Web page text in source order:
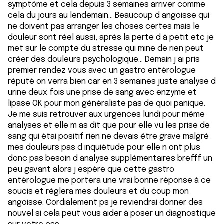
symptôme et cela depuis 3 semaines arriver comme
cela du jours au lendemain... Beaucoup d angoisse qui
ne doivent pas arranger les choses certes mais le
douleur sont réel aussi, après la perte d à petit etc je
met sur le compte du stresse qui mine de rien peut
créer des douleurs psychologique... Demain j ai pris
premier rendez vous avec un gastro entérologue
réputé on verra bien car en 3 semaines juste analyse d
urine deux fois une prise de sang avec enzyme et
lipase OK pour mon généraliste pas de quoi panique.
Je me suis retrouver aux urgences lundi pour même
analyses et elle m as dit que pour elle vu les prise de
sang qui étai positif rien ne devais être grave malgré
mes douleurs pas d inquiétude pour elle n ont plus
donc pas besoin d analyse supplémentaires brefff un
peu gavant alors j espère que cette gastro
entérologue me portera une vrai bonne réponse à ce
soucis et réglera mes douleurs et du coup mon
angoisse. Cordialement ps je reviendrai donner des
nouvel si cela peut vous aider à poser un diagnostique